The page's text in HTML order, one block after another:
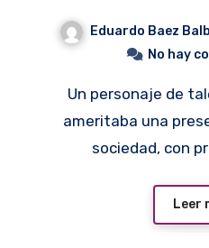
Eduardo Baez
No hay
Un personaje de tales características
ameritaba una
sociedad, con
Leer